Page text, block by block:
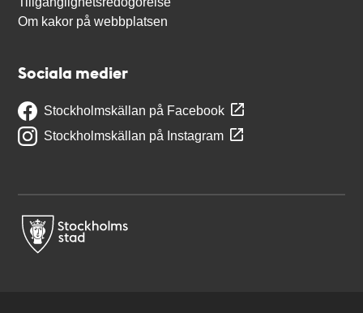
Om kakor på webbplatsen
Sociala medier
Stockholmskällan på Facebook
Stockholmskällan på Instagram